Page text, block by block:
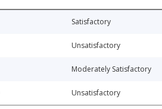
Satisfactory
Unsatisfactory
Moderately Satisfactory
Unsatisfactory